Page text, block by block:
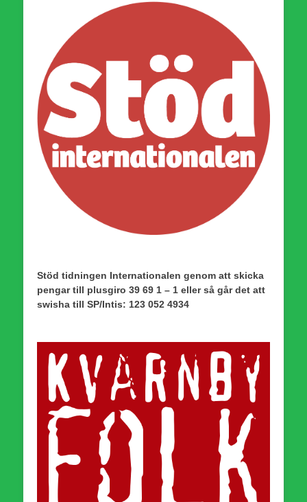
Stöd tidningen Internationalen genom att skicka
pengar till plusgiro 39 69 1 – 1 eller så går det att
swisha till SP/Intis: 123 052 4934